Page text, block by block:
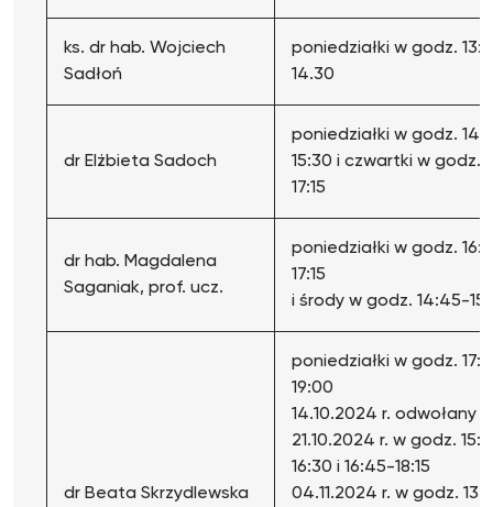
ks. dr hab. Wojciech
Sadłoń
poniedziałki w godz.
14.30
dr Elżbieta Sadoch
poniedziałki w godz.
15:30 i czwartki w godz.
17:15
dr hab. Magdalena
Saganiak, prof. ucz.
poniedziałki w godz.
17:15
i środy w godz. 14:45-
dr Beata Skrzydlewska
poniedziałki w godz.
19:00
14.10.2024 r. odwołany
21.10.2024 r. w godz.
16:30 i 16:45-18:15
04.11.2024 r. w godz.